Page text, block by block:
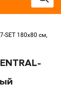
SET 180x80 см,